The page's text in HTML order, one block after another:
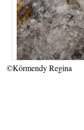
©Körmendy Regina